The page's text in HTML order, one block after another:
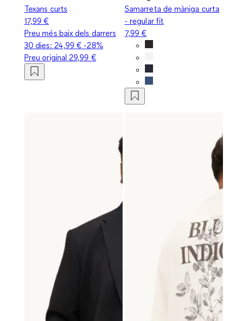
Texans curts
17,99 €
Preu més baix dels darrers
30 dies: 24,99 € -28%
Preu original 29,99 €
Samarreta de màniga curta
- regular fit
7,99 €